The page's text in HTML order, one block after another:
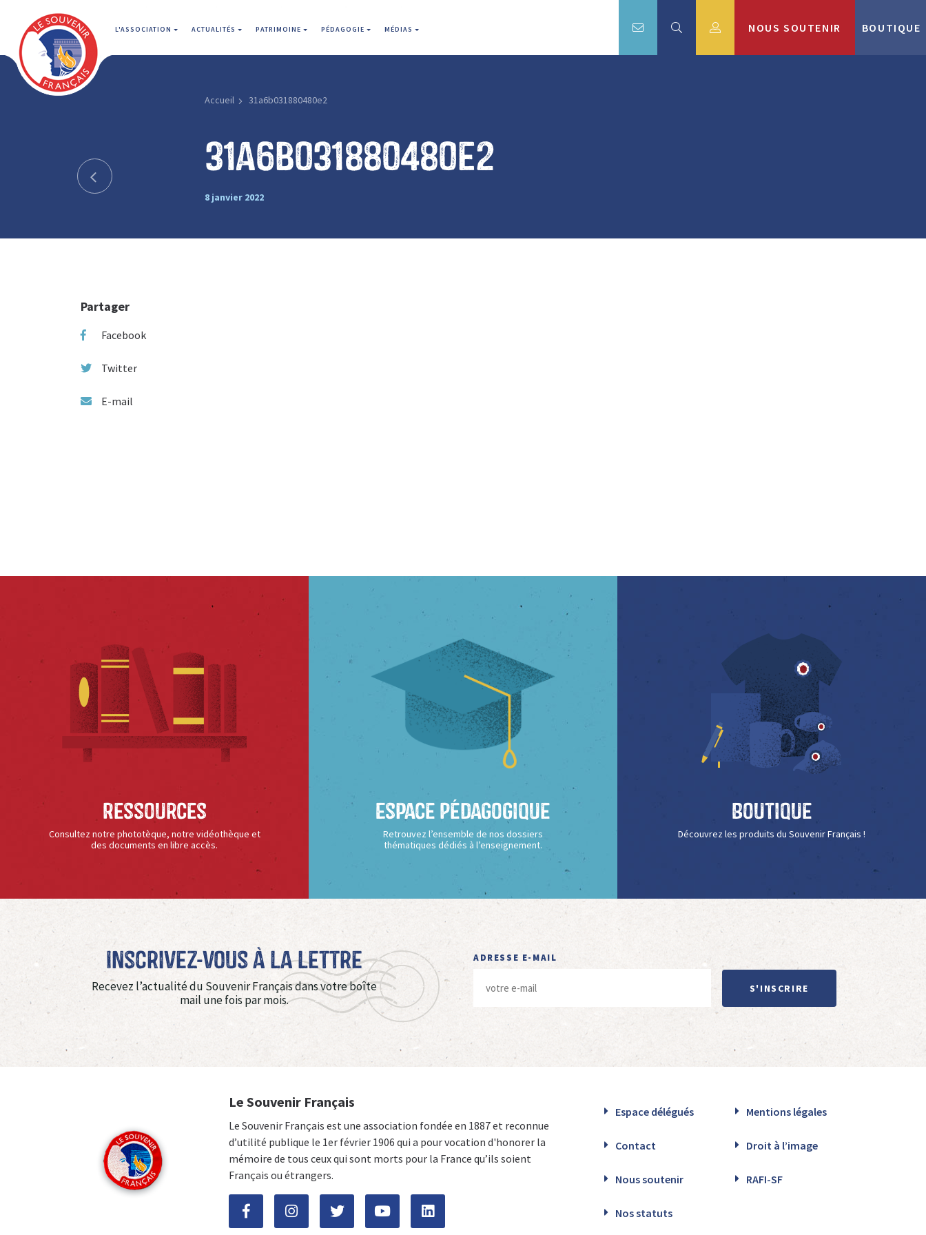
L'ASSOCIATION ACTUALITÉS PATRIMOINE PÉDAGOGIE MÉDIAS NOUS SOUTENIR BOUTIQUE
Accueil 31a6b031880480e2
31a6b031880480e2
8 janvier 2022
Partager
Facebook
Twitter
E-mail
Ressources
Consultez notre phototèque, notre vidéothèque et
des documents en libre accès.
Espace Pédagogique
Retrouvez l’ensemble de nos dossiers
thématiques dédiés à l’enseignement.
Boutique
Découvrez les produits du Souvenir Français !
Inscrivez-vous à La Lettre
Recevez l’actualité du Souvenir Français dans votre boîte
mail une fois par mois.
ADRESSE E-MAIL
S'INSCRIRE
Le Souvenir Français
Le Souvenir Français est une association fondée en 1887 et reconnue
d’utilité publique le 1er février 1906 qui a pour vocation d'honorer la
mémoire de tous ceux qui sont morts pour la France qu’ils soient
Français ou étrangers.
Espace délégués Mentions légales
Contact Droit à l’image
Nous soutenir RAFI-SF
Nos statuts